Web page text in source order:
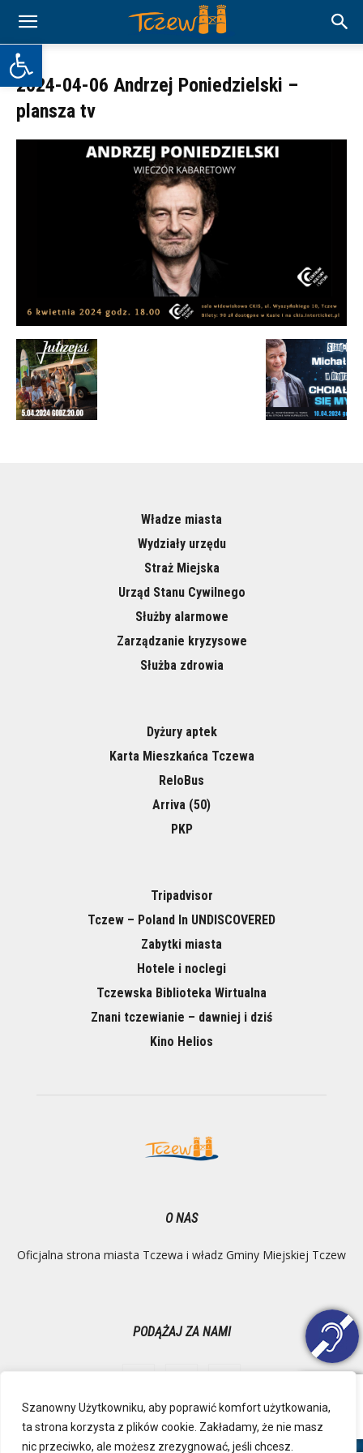
Otwórz pasek narzędzi
Szanowny Użytkowniku, aby poprawić komfort użytkowania,
ta strona korzysta z plików cookie. Zakładamy, że nie masz
nic przeciwko, ale możesz zrezygnować, jeśli chcesz.
2024-04-06 Andrzej Poniedzielski –
plansza tv
Władze miasta
Wydziały urzędu
Straż Miejska
Urząd Stanu Cywilnego
Służby alarmowe
Zarządzanie kryzysowe
Służba zdrowia
Dyżury aptek
Karta Mieszkańca Tczewa
ReloBus
Arriva (50)
PKP
Tripadvisor
Tczew – Poland In UNDISCOVERED
Zabytki miasta
Hotele i noclegi
Tczewska Biblioteka Wirtualna
Znani tczewianie – dawniej i dziś
Kino Helios
O NAS
Oficjalna strona miasta Tczewa i władz Gminy Miejskiej Tczew
PODĄŻAJ ZA NAMI
Ochrona danych osobowych
Inspektor Danych Osobowych